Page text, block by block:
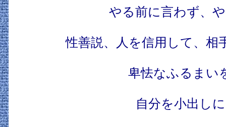
やる前に言わず、
性善説、人を信用して、相
卑怯なふるまい
自分を小出し